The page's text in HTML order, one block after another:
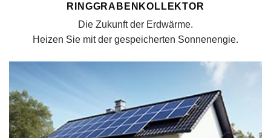
RINGGRABENKOLLEKTOR
Die Zukunft der Erdwärme.
Heizen Sie mit der gespeicherten Sonnenengie.